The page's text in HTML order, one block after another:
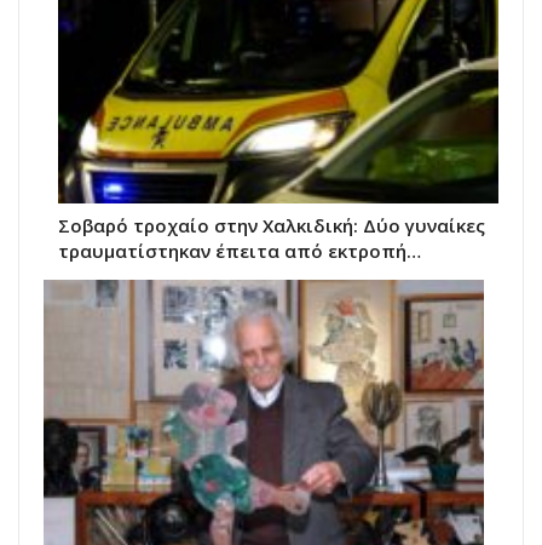
Σοβαρό τροχαίο στην Χαλκιδική: Δύο γυναίκες
τραυματίστηκαν έπειτα από εκτροπή…